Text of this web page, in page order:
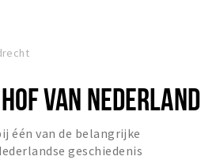
VAN NEDERLAND
één van de belangrijke
geschiedenis